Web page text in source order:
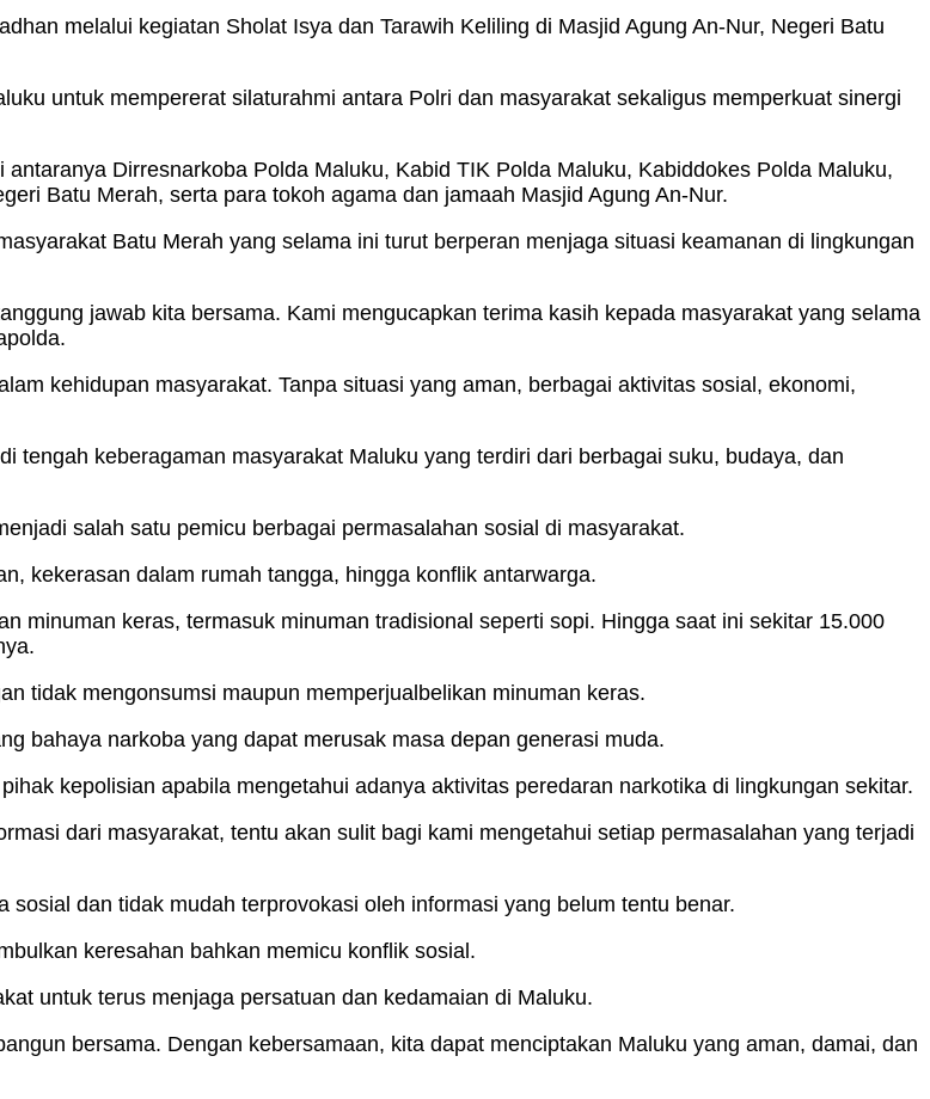
melalui kegiatan Sholat Isya dan Tarawih Keliling di Masjid Agung An-Nur, Negeri Batu
untuk mempererat silaturahmi antara Polri dan masyarakat sekaligus memperkuat sinergi
Dirresnarkoba Polda Maluku, Kabid TIK Polda Maluku, Kabiddokes Polda Maluku,
Batu Merah, serta para tokoh agama dan jamaah Masjid Agung An-Nur.
Batu Merah yang selama ini turut berperan menjaga situasi keamanan di lingkungan
jawab kita bersama. Kami mengucapkan terima kasih kepada masyarakat yang selama
kehidupan masyarakat. Tanpa situasi yang aman, berbagai aktivitas sosial, ekonomi,
tengah keberagaman masyarakat Maluku yang terdiri dari berbagai suku, budaya, dan
salah satu pemicu berbagai permasalahan sosial di masyarakat.
kekerasan dalam rumah tangga, hingga konflik antarwarga.
minuman keras, termasuk minuman tradisional seperti sopi. Hingga saat ini sekitar 15.000
tidak mengonsumsi maupun memperjualbelikan minuman keras.
bahaya narkoba yang dapat merusak masa depan generasi muda.
kepolisian apabila mengetahui adanya aktivitas peredaran narkotika di lingkungan sekitar.
dari masyarakat, tentu akan sulit bagi kami mengetahui setiap permasalahan yang terjadi
dan tidak mudah terprovokasi oleh informasi yang belum tentu benar.
keresahan bahkan memicu konflik sosial.
untuk terus menjaga persatuan dan kedamaian di Maluku.
bersama. Dengan kebersamaan, kita dapat menciptakan Maluku yang aman, damai, dan